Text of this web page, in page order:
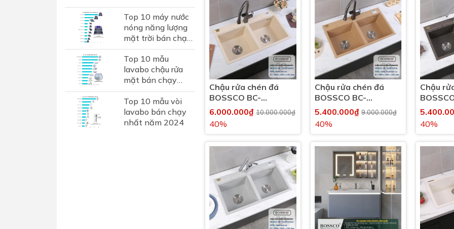
Chậu rửa chén đá
BOSSCO BC-
FT9050KKS 2 hộc
6.000.000₫ 10.000.000₫
40%
Chậu rửa chén đá
BOSSCO BC-
FT9050VK 2 hộc
5.400.000₫9.000.000₫
40%
Chậu
40%
không? Đánh giá
chi tiết thương
hiệu phụ kiện inox
hơn...
Top 10 máy nước
nóng năng lượng
mặt trời bán chạy
nhất 2024
Top 10 mẫu
lavabo chậu rửa
mặt bán chạy
nhất năm 2024
Top 10 mẫu vòi
lavabo bán chạy
nhất năm 2024